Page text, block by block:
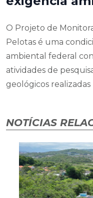
O Projeto de
Pelotas é uma
ambiental federal
atividades de
geológicos realizadas
NOTÍCIAS